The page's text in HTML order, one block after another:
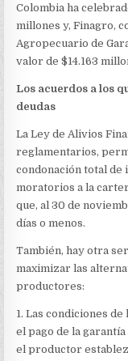
Colombia ha
millones y, Finagro,
Agropecuario de
valor de $14.163
Los acuerdos a los
deudas
La Ley de Alivios
reglamentarios,
condonación total
moratorios a la
que, al 30 de
días o menos.
También, hay otra
maximizar las
productores:
1. Las condiciones
el pago de la
el productor